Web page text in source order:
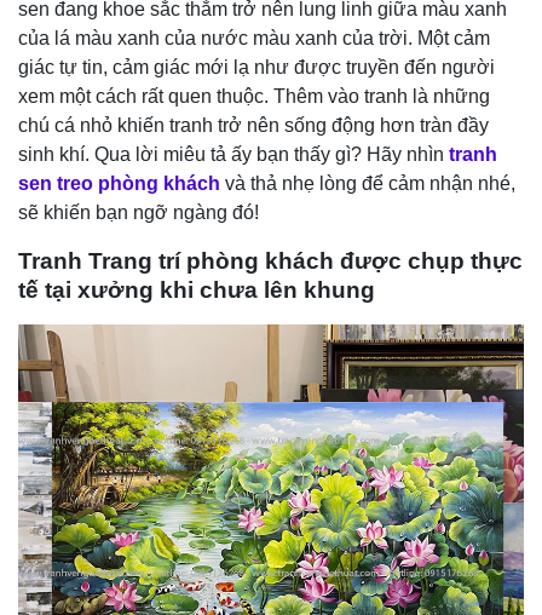
sen đang khoe sắc thắm trở nên lung linh giữa màu xanh
của lá màu xanh của nước màu xanh của trời. Một cảm
giác tự tin, cảm giác mới lạ như được truyền đến người
xem một cách rất quen thuộc. Thêm vào tranh là những
chú cá nhỏ khiến tranh trở nên sống động hơn tràn đầy
sinh khí. Qua lời miêu tả ấy bạn thấy gì? Hãy nhìn tranh
sen treo phòng khách và thả nhẹ lòng để cảm nhận nhé,
sẽ khiến bạn ngỡ ngàng đó!
Tranh Trang trí phòng khách được chụp thực
tế tại xưởng khi chưa lên khung